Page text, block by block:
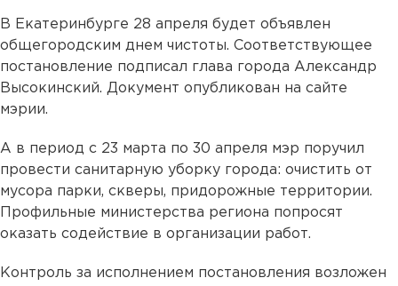
В Екатеринбурге 28 апреля будет объявлен
общегородским днем чистоты. Соответствующее
постановление подписал глава города Александр
Высокинский. Документ опубликован на сайте
мэрии.
А в период с 23 марта по 30 апреля мэр поручил
провести санитарную уборку города: очистить от
мусора парки, скверы, придорожные территории.
Профильные министерства региона попросят
оказать содействие в организации работ.
Контроль за исполнением постановления возложен